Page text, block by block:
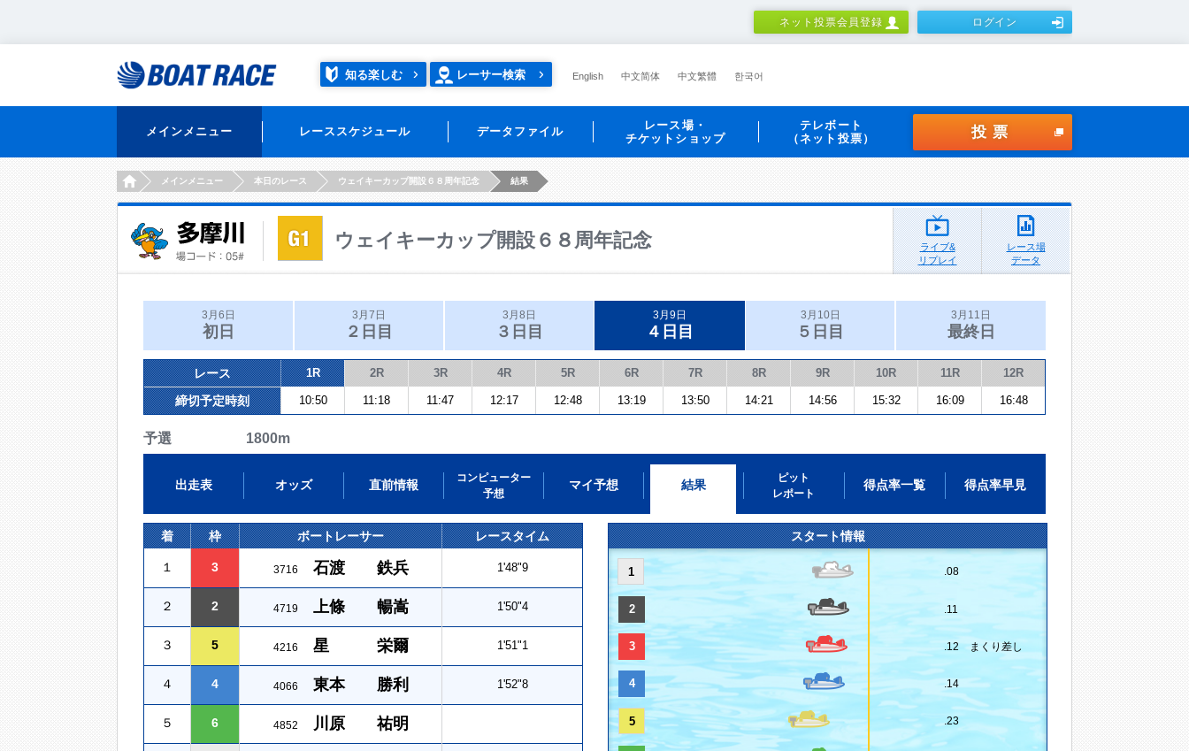
ネット投票会員登録 ログイン
知る楽しむ レーサー検索 English 中文简体 中文繁體 한국어
メインメニュー レーススケジュール データファイル
レース場・
チケットショップ
テレボート
（ネット投票）
投票
HOMEメインメニュー 本日のレース ウェイキーカップ開設６８周年記念 結果
ウェイキーカップ開設６８周年記念
ライブ&
リプレイ
レース場
データ
3月6日
初日
3月7日
２日目
3月8日
３日目
3月9日
４日目
3月10日
５日目
3月11日
最終日
レース 1R 2R 3R 4R 5R 6R 7R 8R 9R 10R 11R 12R
締切予定時刻 10:50 11:18 11:47 12:17 12:48 13:19 13:50 14:21 14:56 15:32 16:09 16:48
予選 1800m
出走表 オッズ 直前情報
コンピューター
予想
マイ予想 結果
ピット
レポート
得点率一覧 得点率早見
着 枠 ボートレーサー レースタイム
１ 3 3716 石渡 鉄兵 1'48"9
２ 2 4719 上條 暢嵩 1'50"4
３ 5 4216 星 栄爾 1'51"1
４ 4 4066 東本 勝利 1'52"8
５ 6 4852 川原 祐明
スタート情報
1 .08
2 .11
3 .12 まくり差し
4 .14
5 .23